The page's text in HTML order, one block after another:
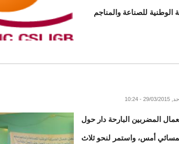
للصناعة والمناجم
2015 - 10:24
المضربين البارحة دار حول
أمس، واستمر لنحو ثلاث